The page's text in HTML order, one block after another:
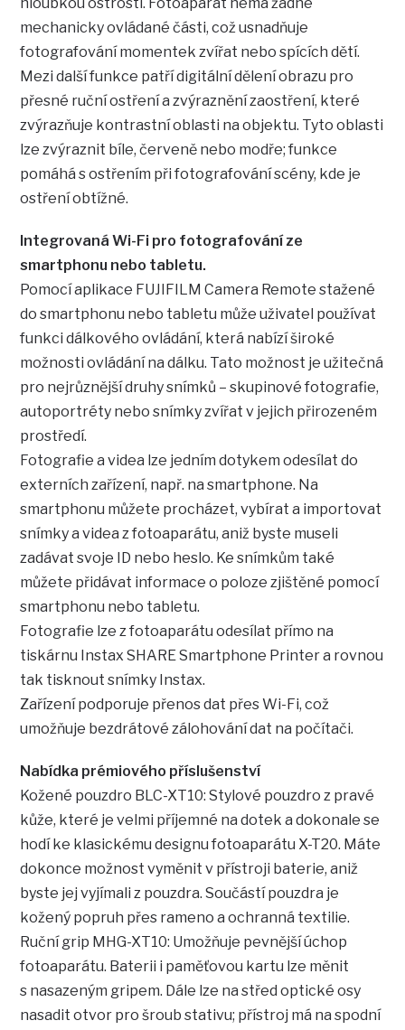
mechanicky ovládané části, což usnadňuje
fotografování momentek zvířat nebo spících dětí.
Mezi další funkce patří digitální dělení obrazu pro
přesné ruční ostření a zvýraznění zaostření, které
zvýrazňuje kontrastní oblasti na objektu. Tyto oblasti
lze zvýraznit bíle, červeně nebo modře; funkce
pomáhá s ostřením při fotografování scény, kde je
ostření obtížné.
Integrovaná Wi-Fi pro fotografování ze
smartphonu nebo tabletu.
Pomocí aplikace FUJIFILM Camera Remote stažené
do smartphonu nebo tabletu může uživatel používat
funkci dálkového ovládání, která nabízí široké
možnosti ovládání na dálku. Tato možnost je užitečná
pro nejrůznější druhy snímků – skupinové fotografie,
autoportréty nebo snímky zvířat v jejich přirozeném
prostředí.
Fotografie a videa lze jedním dotykem odesílat do
externích zařízení, např. na smartphone. Na
smartphonu můžete procházet, vybírat a importovat
snímky a videa z fotoaparátu, aniž byste museli
zadávat svoje ID nebo heslo. Ke snímkům také
můžete přidávat informace o poloze zjištěné pomocí
smartphonu nebo tabletu.
Fotografie lze z fotoaparátu odesílat přímo na
tiskárnu Instax SHARE Smartphone Printer a rovnou
tak tisknout snímky Instax.
Zařízení podporuje přenos dat přes Wi-Fi, což
umožňuje bezdrátové zálohování dat na počítači.
Nabídka prémiového příslušenství
Kožené pouzdro BLC-XT10: Stylové pouzdro z pravé
kůže, které je velmi příjemné na dotek a dokonale se
hodí ke klasickému designu fotoaparátu X-T20. Máte
dokonce možnost vyměnit v přístroji baterie, aniž
byste jej vyjímali z pouzdra. Součástí pouzdra je
kožený popruh přes rameno a ochranná textilie.
Ruční grip MHG-XT10: Umožňuje pevnější úchop
fotoaparátu. Baterii i paměťovou kartu lze měnit
s nasazeným gripem. Dále lze na střed optické osy
nasadit otvor pro šroub stativu; přístroj má na spodní